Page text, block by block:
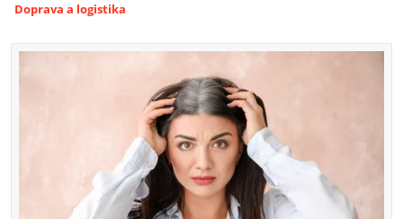
Doprava a logistika